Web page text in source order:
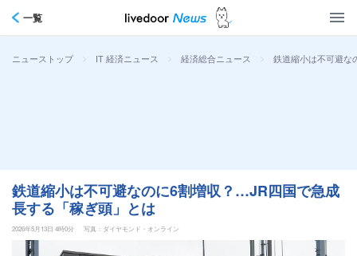
一覧
ニューストップ > IT 経済ニュース > 経済総合ニュース > 鉄道縮小は不可避な
鉄道縮小は不可避なのに6割増収？…JR四国で急成
長する「稼ぎ頭」とは
2026年5月13日 4時0分 写真：ダイヤモンド・オンライン